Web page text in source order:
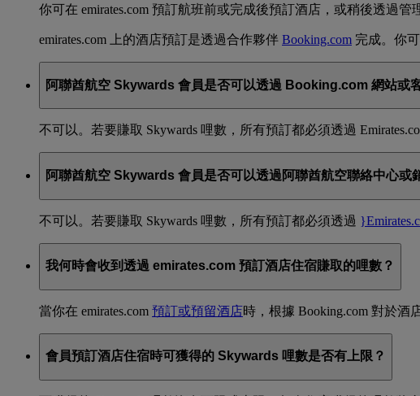
你可在 emirates.com 預訂航班前或完成後預訂酒店，或稍後透過
emirates.com 上的酒店預訂是透過合作夥伴 Booking.com 完成。你
阿聯酋航空 Skywards 會員是否可以透過 Booking.com 網站或
不可以。若要賺取 Skywards 哩數，所有預訂都必須透過
阿聯酋航空 Skywards 會員是否可以透過阿聯酋航空聯絡中心或
不可以。若要賺取 Skywards 哩數，所有預訂都必須透過
我何時會收到透過 emirates.com 預訂酒店住宿賺取的哩數？
當你在 emirates.com 預訂或預留酒店時，根據 Booking.com 對於酒
會員預訂酒店住宿時可獲得的 Skywards 哩數是否有上限？